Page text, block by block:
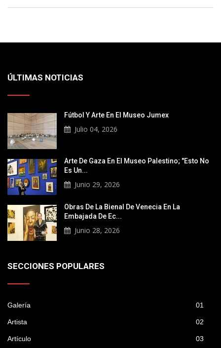
ÚLTIMAS NOTICIAS
Fútbol Y Arte En El Museo Jumex
Julio 04, 2026
Arte De Gaza En El Museo Palestino; "Esto No
Es Un...
Junio 29, 2026
Obras De La Bienal De Venecia En La
Embajada De Ec...
Junio 28, 2026
SECCIONES POPULARES
Galería 01
Artista 02
Artículo 03